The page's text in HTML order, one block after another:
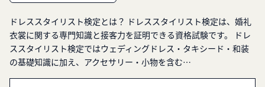
ドレススタイリスト検定とは？ ドレススタイリスト検定は、婚礼
衣裳に関する専門知識と接客力を証明できる資格試験です。 ドレ
ススタイリスト検定ではウェディングドレス・タキシード・和装
の基礎知識に加え、アクセサリー・小物を含む…